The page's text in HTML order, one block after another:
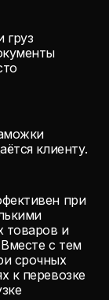
груз
клиенту.
при
товаров и
с тем
срочных
к перевозке